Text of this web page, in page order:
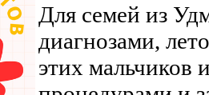
Для семей из
диагнозами,
этих мальчиков